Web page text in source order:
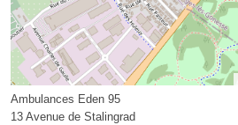
Ambulances Eden 95
13 Avenue de Stalingrad